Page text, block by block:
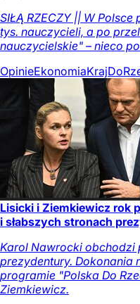
SIŁĄ RZECZY || W
tys. nauczycieli, a po
nauczycielskie" – nieco
OpinieEkonomiaKraj
Lisicki i Ziemkiewicz rok
i słabszych stronach
Karol Nawrocki obchodzi
prezydentury. Dokonania
programie "Polska Do
Ziemkiewicz.